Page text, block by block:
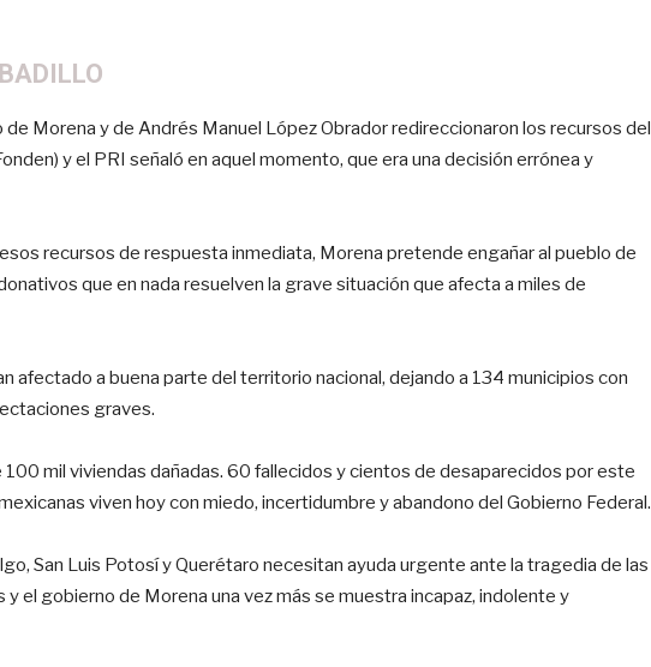
de Morena y de Andrés Manuel López Obrador redireccionaron los recursos del
y el PRI señaló en aquel momento, que era una decisión errónea y
recursos de respuesta inmediata, Morena pretende engañar al pueblo de
que en nada resuelven la grave situación que afecta a miles de
afectado a buena parte del territorio nacional, dejando a 134 municipios con
graves.
100 mil viviendas dañadas. 60 fallecidos y cientos de desaparecidos por este
viven hoy con miedo, incertidumbre y abandono del Gobierno Federal.
San Luis Potosí y Querétaro necesitan ayuda urgente ante la tragedia de las
el gobierno de Morena una vez más se muestra incapaz, indolente y